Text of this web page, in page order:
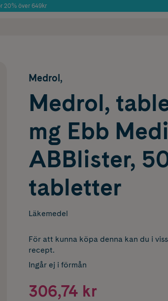
20% över 649kr
Medrol,
Medrol,
mg Ebb
ABBlister,
tabletter
Läkemedel
För att kunna köpa denna kan du i
recept.
Ingår ej i förmån
306,74 kr